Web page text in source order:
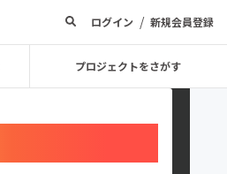
ログイン / 新規会員登録
プロジェクトをさがす